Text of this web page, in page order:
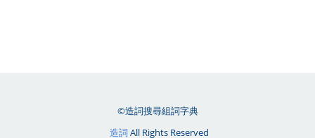
©造詞搜尋組詞字典
造詞 All Rights Reserved